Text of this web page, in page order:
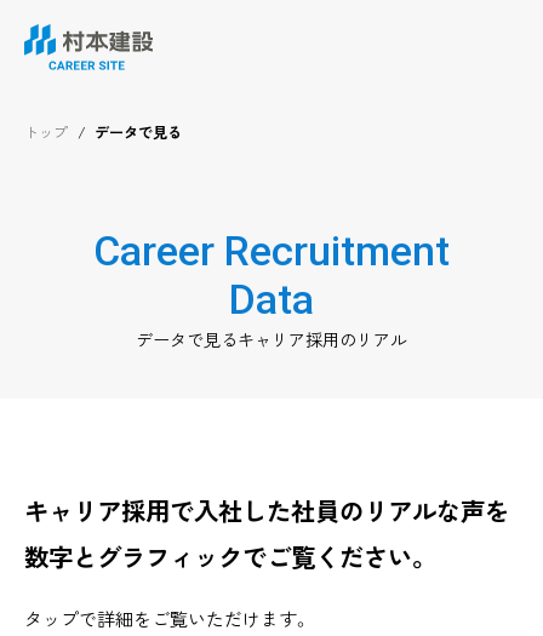
トップ データで見る
Career Recruitment
Data
データで見るキャリア採用のリアル
キャリア採用で入社した社員のリアルな声を
数字とグラフィックでご覧ください。
タップで詳細をご覧いただけます。